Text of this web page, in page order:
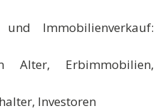
und Immobilienverkauf:
Alter, Erbimmobilien,
Investoren